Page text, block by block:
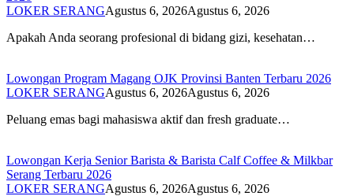
LOKER SERANGAgustus 6, 2026Agustus 6, 2026
Apakah Anda seorang profesional di bidang gizi, kesehatan…
Lowongan Program Magang OJK Provinsi Banten Terbaru 2026
LOKER SERANGAgustus 6, 2026Agustus 6, 2026
Peluang emas bagi mahasiswa aktif dan fresh graduate…
Lowongan Kerja Senior Barista & Barista Calf Coffee & Milkbar
Serang Terbaru 2026
LOKER SERANGAgustus 6, 2026Agustus 6, 2026